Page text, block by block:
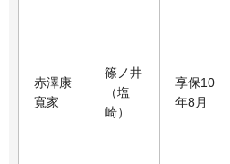
赤澤康
寬家
篠ノ井
（塩
崎）
享保10
年8月